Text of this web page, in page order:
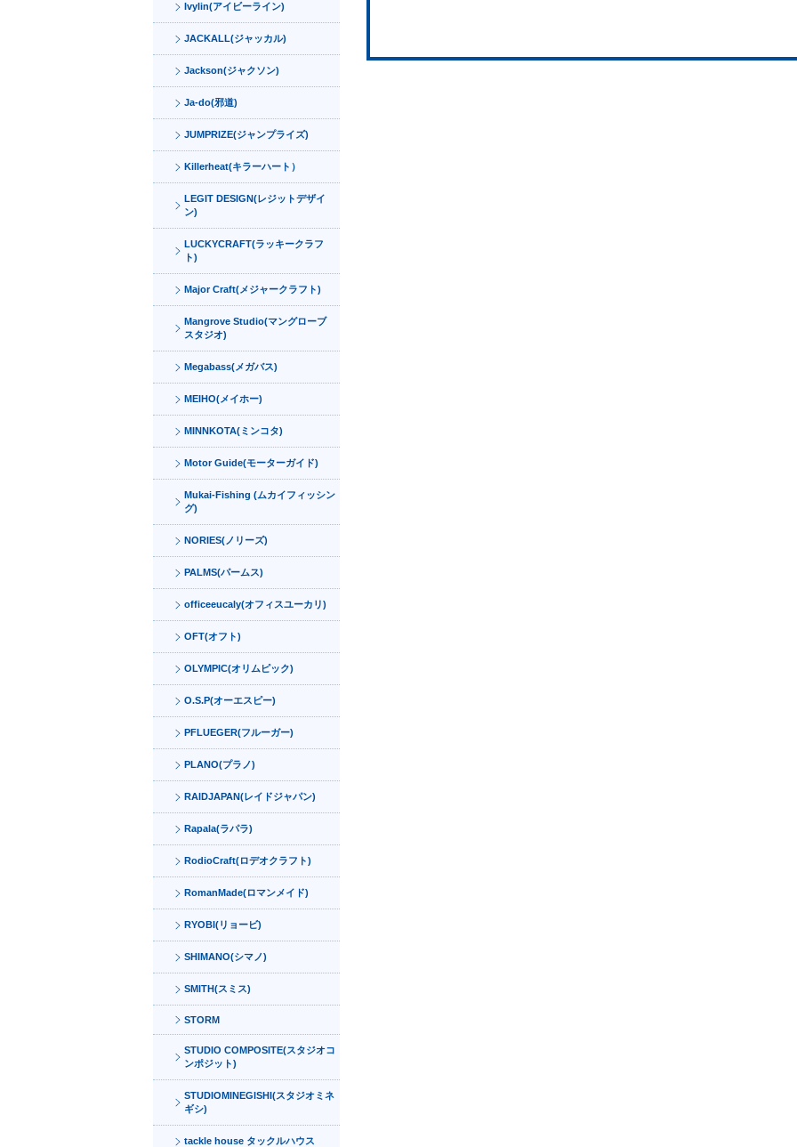
Ivylin(アイビーライン)
JACKALL(ジャッカル)
Jackson(ジャクソン)
Ja-do(邪道)
JUMPRIZE(ジャンプライズ)
Killerheat(キラーハート）
LEGIT DESIGN(レジットデザイ
ン)
LUCKYCRAFT(ラッキークラフ
ト)
Major Craft(メジャークラフト)
Mangrove Studio(マングローブ
スタジオ)
Megabass(メガバス)
MEIHO(メイホー)
MINNKOTA(ミンコタ)
Motor Guide(モーターガイド)
Mukai-Fishing (ムカイフィッシン
グ)
NORIES(ノリーズ)
PALMS(パームス)
officeeucaly(オフィスユーカリ)
OFT(オフト)
OLYMPIC(オリムピック)
O.S.P(オーエスピー)
PFLUEGER(フルーガー)
PLANO(プラノ)
RAIDJAPAN(レイドジャパン)
Rapala(ラパラ)
RodioCraft(ロデオクラフト)
RomanMade(ロマンメイド)
RYOBI(リョービ)
SHIMANO(シマノ)
SMITH(スミス)
STORM
STUDIO COMPOSITE(スタジオコ
ンポジット)
STUDIOMINEGISHI(スタジオミネ
ギシ)
tackle house タックルハウス